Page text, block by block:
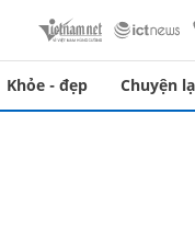
Khỏe - đẹp Chuyện lạ